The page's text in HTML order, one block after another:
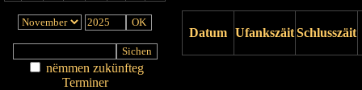
nëmmen zukünfteg
Terminer
Datum UfankszäitSchlusszäit